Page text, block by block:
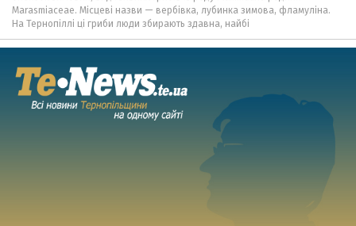
Marasmiaceae. Місцеві назви — вербівка, лубинка зимова, фламуліна.
На Тернопіллі ці гриби люди збирають здавна, найбі